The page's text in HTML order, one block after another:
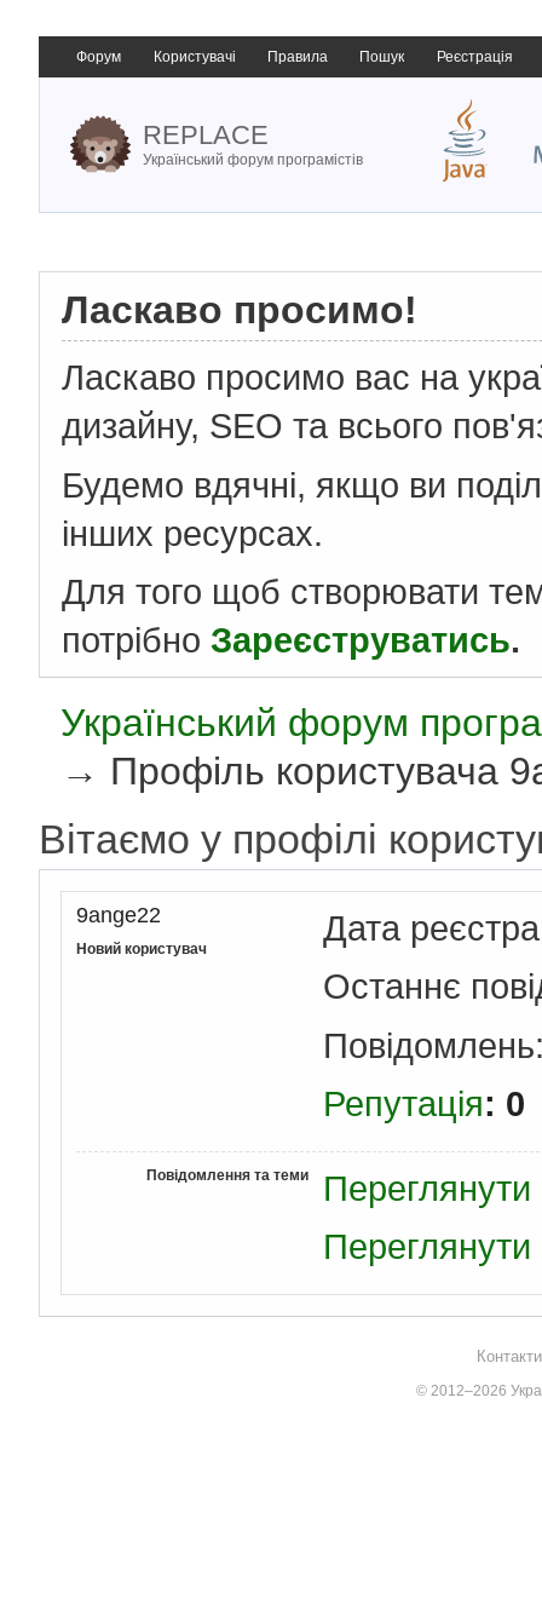
Форум Користувачі Правила Пошук Реєстрація
REPLACE
Український форум програмістів
Ласкаво просимо!
Ласкаво просимо вас на
дизайну, SEO та всього
Будемо вдячні, якщо ви
інших ресурсах.
Для того щоб створювати
потрібно Зареєструватись.
Український форум
→ Профіль користувача
Вітаємо у профілі
9ange22
Новий користувач
Дата
Останнє
Репутація: 0
Повідомлення та теми
Переглянути
Переглянути
© 2012–2026